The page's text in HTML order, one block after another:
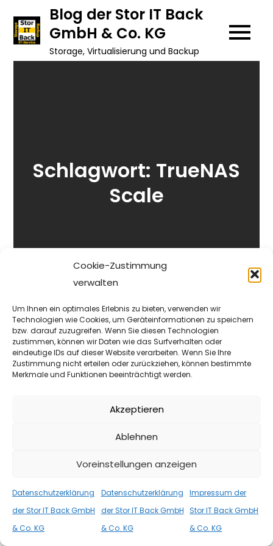
Cookie-Zustimmung
verwalten
Um Ihnen ein optimales Erlebnis zu bieten, verwenden wir
Technologien wie Cookies, um Geräteinformationen zu speichern
bzw. darauf zuzugreifen. Wenn Sie diesen Technologien
zustimmen, können wir Daten wie das Surfverhalten oder
eindeutige IDs auf dieser Website verarbeiten. Wenn Sie Ihre
Zustimmung nicht erteilen oder zurückziehen, können bestimmte
Merkmale und Funktionen beeinträchtigt werden.
Akzeptieren
Ablehnen
Voreinstellungen anzeigen
Datenschutzerklärung
der Stor IT Back GmbH
& Co. KG
Datenschutzerklärung
der Stor IT Back GmbH
& Co. KG
Impressum der
Stor IT Back GmbH
& Co. KG
content
Blog der Stor IT Back
GmbH & Co. KG
Storage, Virtualisierung und Backup
Schlagwort: TrueNAS
Scale
INFORMATIONEN, VIDEOS 25. APRIL 2025
TrueNAS Scale bei der Stor IT Back
verschiedenen Betriebssystemen, von verschiedenen